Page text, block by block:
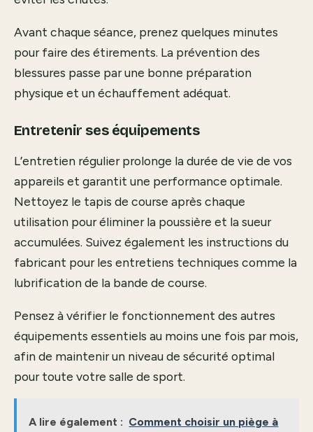
Avant chaque séance, prenez quelques minutes
pour faire des étirements. La prévention des
blessures passe par une bonne préparation
physique et un échauffement adéquat.
Entretenir ses équipements
L’entretien régulier prolonge la durée de vie de vos
appareils et garantit une performance optimale.
Nettoyez le tapis de course après chaque
utilisation pour éliminer la poussière et la sueur
accumulées. Suivez également les instructions du
fabricant pour les entretiens techniques comme la
lubrification de la bande de course.
Pensez à vérifier le fonctionnement des autres
équipements essentiels au moins une fois par mois,
afin de maintenir un niveau de sécurité optimal
pour toute votre salle de sport.
A lire également : Comment choisir un piège à